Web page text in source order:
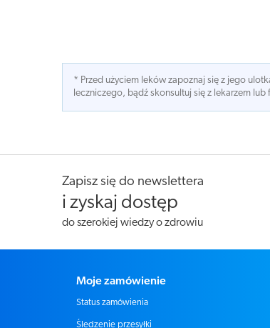
* Przed użyciem leków zapoznaj się z jego
leczniczego, bądź skonsultuj się z lekarzem lub
Zapisz się do newslettera
i zyskaj dostęp
do szerokiej wiedzy o zdrowiu
Moje zamówienie
Status zamówienia
Śledzenie przesyłki